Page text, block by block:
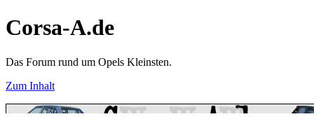
Corsa-A.de
Das Forum rund um Opels Kleinsten.
Zum Inhalt